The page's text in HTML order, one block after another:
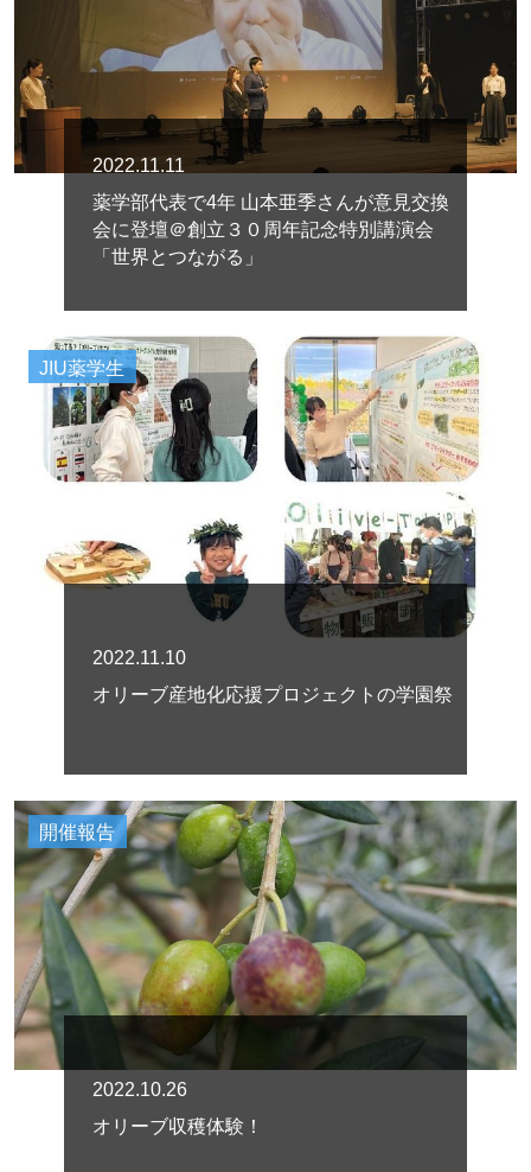
2022.11.11
薬学部代表で4年 山本亜季さんが意見交換
会に登壇＠創立３０周年記念特別講演会
「世界とつながる」
JIU薬学生
2022.11.10
オリーブ産地化応援プロジェクトの学園祭
開催報告
2022.10.26
オリーブ収穫体験！